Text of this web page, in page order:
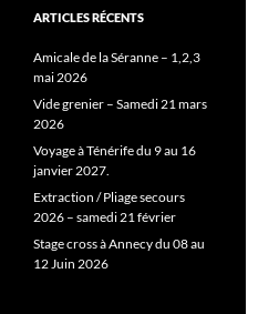
ARTICLES RÉCENTS
Amicale de la Séranne – 1,2,3
mai 2026
Vide grenier – Samedi 21 mars
2026
Voyage à Ténérife du 9 au 16
janvier 2027.
Extraction / Pliage secours
2026 – samedi 21 février
Stage cross à Annecy du 08 au
12 Juin 2026